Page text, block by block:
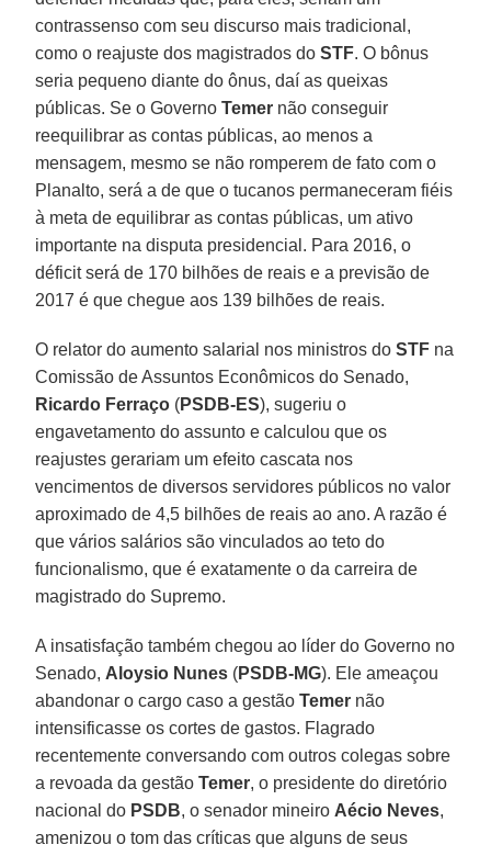
contrassenso com seu discurso mais tradicional,
como o reajuste dos magistrados doSTF. O bônus
seria pequeno diante do ônus, daí as queixas
públicas. Se o GovernoTemer não conseguir
reequilibrar as contas públicas, ao menos a
mensagem, mesmo se não romperem de fato com o
Planalto, será a de que o tucanos permaneceram fiéis
à meta de equilibrar as contas públicas, um ativo
importante na disputa presidencial. Para 2016, o
déficit será de 170 bilhões de reais e a previsão de
2017 é que chegue aos 139 bilhões de reais.
O relator do aumento salarial nos ministros doSTF na
Comissão de Assuntos Econômicos do Senado,
Ricardo Ferraço (PSDB-ES), sugeriu o
engavetamento do assunto e calculou que os
reajustes gerariam um efeito cascata nos
vencimentos de diversos servidores públicos no valor
aproximado de 4,5 bilhões de reais ao ano. A razão é
que vários salários são vinculados ao teto do
funcionalismo, que é exatamente o da carreira de
magistrado do Supremo.
A insatisfação também chegou ao líder do Governo no
Senado, Aloysio Nunes (PSDB-MG). Ele ameaçou
abandonar o cargo caso a gestãoTemer não
intensificasse os cortes de gastos. Flagrado
recentemente conversando com outros colegas sobre
a revoada da gestãoTemer, o presidente do diretório
nacional do PSDB, o senador mineiro Aécio Neves,
amenizou o tom das críticas que alguns de seus